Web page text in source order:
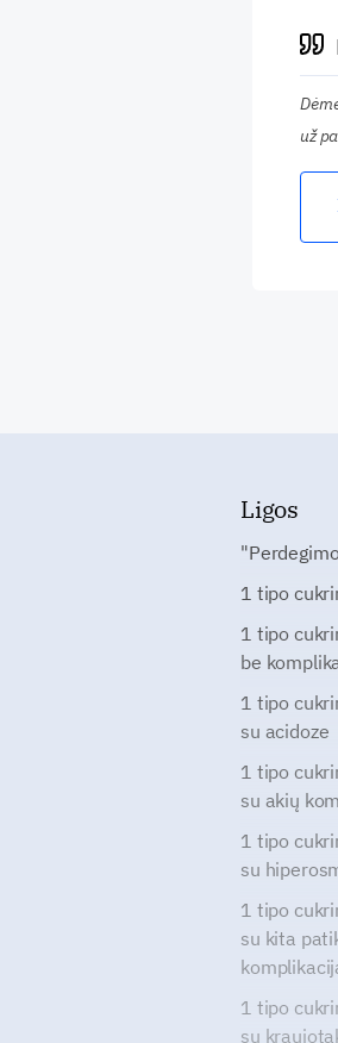
už
Ligos
1 tipo
1 tipo
be
1 tipo
su acidoze
1 tipo
su akių
1 tipo
su
1 tipo
su kita
1 tipo
su